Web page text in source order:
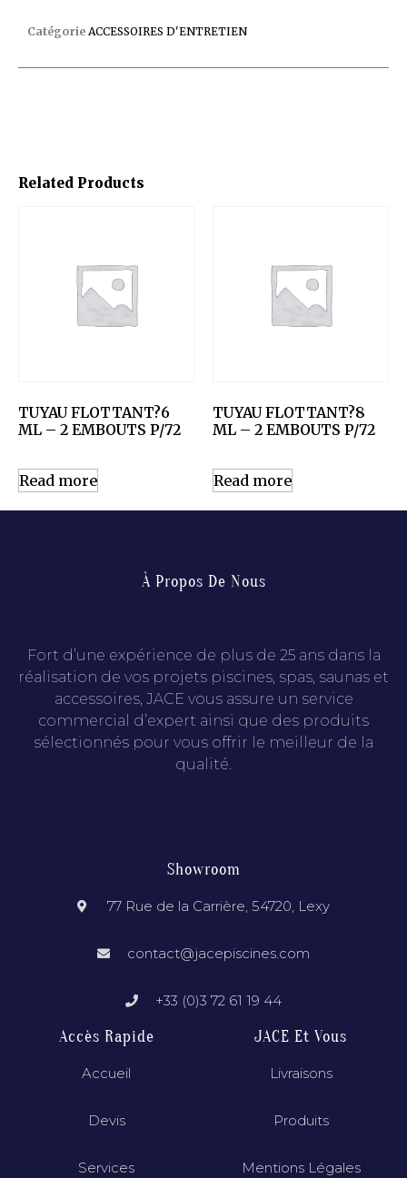
Related Products
TUYAU FLOTTANT?6
ML – 2 EMBOUTS P/72
Read more
TUYAU FLOTTANT?8
ML – 2 EMBOUTS P/72
Read more
Catégorie ACCESSOIRES D'ENTRETIEN
À Propos De Nous
Fort d’une expérience de plus de 25 ans dans la
réalisation de vos projets piscines, spas, saunas et
accessoires, JACE vous assure un service
commercial d’expert ainsi que des produits
sélectionnés pour vous offrir le meilleur de la
qualité.
Showroom
77 Rue de la Carrière, 54720, Lexy
contact@jacepiscines.com
+33 (0)3 72 61 19 44
Accès Rapide
Accueil
Devis
Services
JACE Et Vous
Livraisons
Produits
Mentions Légales